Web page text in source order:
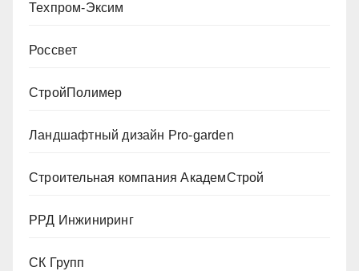
Техпром-Эксим
Россвет
СтройПолимер
Ландшафтный дизайн Pro-garden
Строительная компания АкадемСтрой
РРД Инжиниринг
СК Групп